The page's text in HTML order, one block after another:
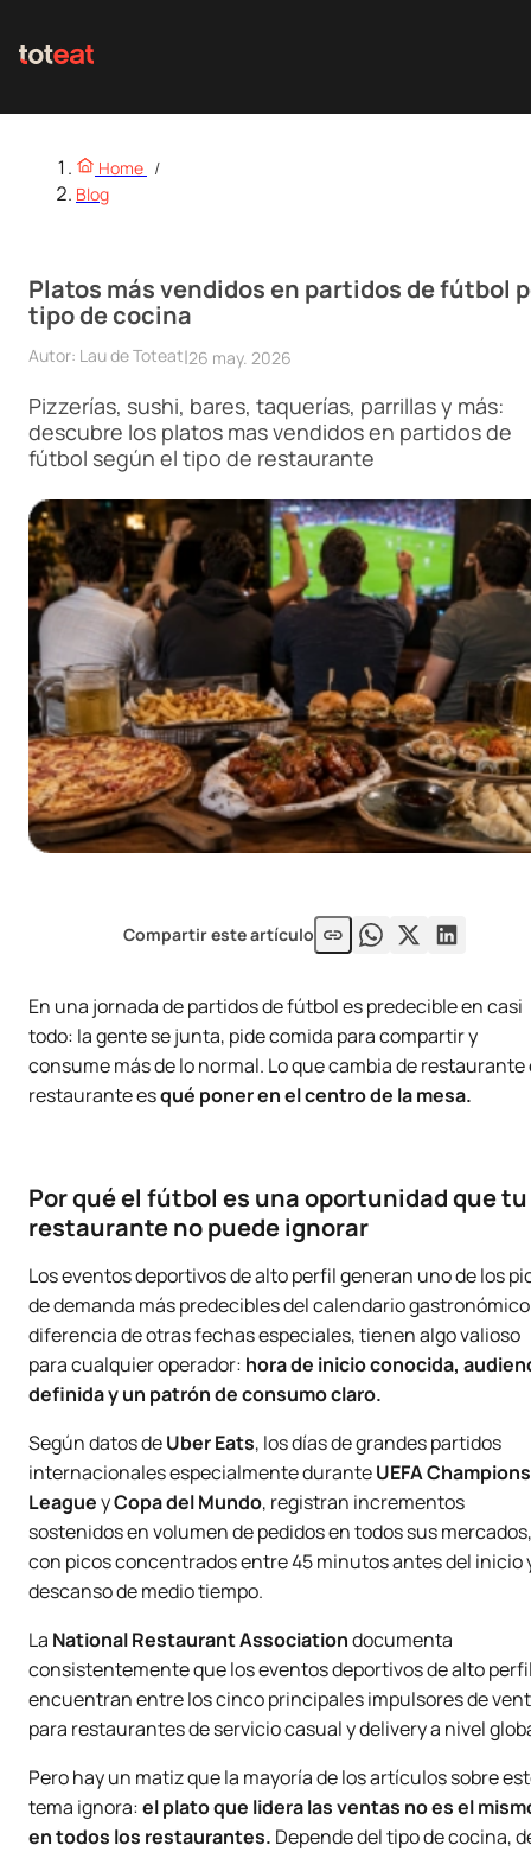
Home /
Blog
Platos más vendidos en partidos de fútbol
tipo de cocina
Autor: Lau de Toteat|26 may. 2026
Pizzerías, sushi, bares, taquerías, parrillas y más:
descubre los platos mas vendidos en partidos de
fútbol según el tipo de restaurante
Compartir este artículo
En una jornada de partidos de fútbol es predecible en casi
todo: la gente se junta, pide comida para compartir y
consume más de lo normal. Lo que cambia de restaurante
restaurante esqué poner en el centro de la mesa.
Por qué el fútbol es una oportunidad que tu
restaurante no puede ignorar
Los eventos deportivos de alto perfil generan uno de los
de demanda más predecibles del calendario
diferencia de otras fechas especiales, tienen algo valioso
para cualquier operador: hora de inicio conocida,
definida y un patrón de consumo claro.
Según datos deUber Eats, los días de grandes partidos
internacionales especialmente duranteUEFA Champions
LeagueyCopa del Mundo, registran incrementos
sostenidos en volumen de pedidos en todos sus mercados,
con picos concentrados entre 45 minutos antes del inicio
descanso de medio tiempo.
La National Restaurant Associationdocumenta
consistentemente que los eventos deportivos de alto
encuentran entre los cinco principales impulsores de
para restaurantes de servicio casual y delivery a nivel
Pero hay un matiz que la mayoría de los artículos sobre
tema ignora:el plato que lidera las ventas no es el
en todos los restaurantes. Depende del tipo de cocina,